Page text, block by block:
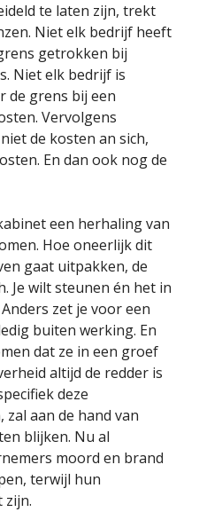
te laten zijn, trekt
Niet elk bedrijf heeft
getrokken bij
Niet elk bedrijf is
de grens bij een
Vervolgens
de kosten an sich,
En dan ook nog de
een herhaling van
Hoe oneerlijk dit
gaat uitpakken, de
Je wilt steunen én het in
zet je voor een
buiten werking. En
dat ze in een groef
altijd de redder is
deze
aan de hand van
blijken. Nu al
moord en brand
terwijl hun
zijn.